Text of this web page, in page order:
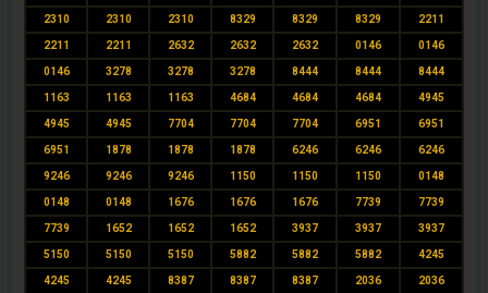
2310 2310 2310 8329 8329 8329 2211
2211 2211 2632 2632 2632 0146 0146
0146 3278 3278 3278 8444 8444 8444
1163 1163 1163 4684 4684 4684 4945
4945 4945 7704 7704 7704 6951 6951
6951 1878 1878 1878 6246 6246 6246
9246 9246 9246 1150 1150 1150 0148
0148 0148 1676 1676 1676 7739 7739
7739 1652 1652 1652 3937 3937 3937
5150 5150 5150 5882 5882 5882 4245
4245 4245 8387 8387 8387 2036 2036